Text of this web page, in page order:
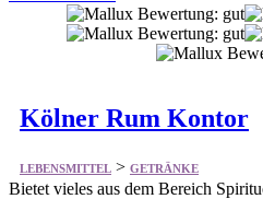
Kölner Rum Kontor
LEBENSMITTEL > GETRÄNKE
Bietet vieles aus dem Bereich